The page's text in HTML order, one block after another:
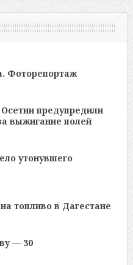
Фоторепортаж
предупредили
выжигание полей
утонувшего
топливо в Дагестане
— 30